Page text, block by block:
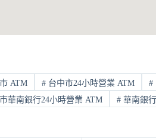
ATM #台中市24小時營業 ATM #
華南銀行24小時營業 ATM #華南銀